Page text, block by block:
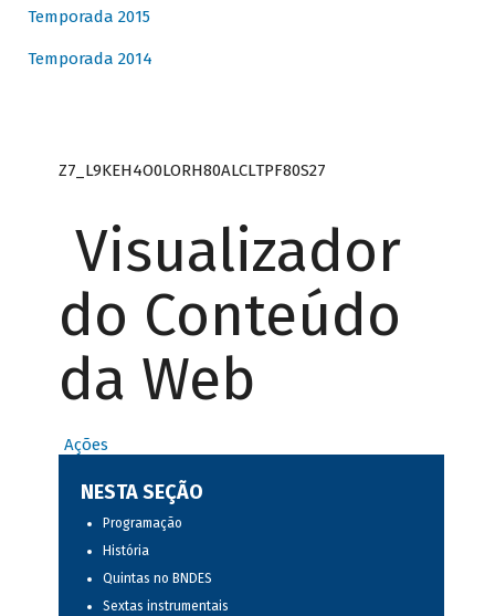
Temporada 2015
Temporada 2014
Z7_L9KEH4O0LORH80ALCLTPF80S27
Visualizador
do Conteúdo
da Web
Ações
NESTA SEÇÃO
Programação
História
Quintas no BNDES
Sextas instrumentais